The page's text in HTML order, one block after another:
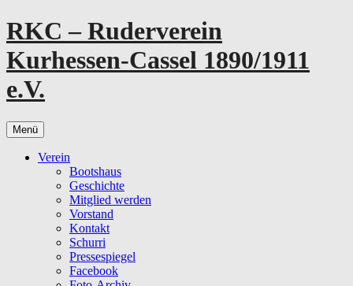
Zum
Inhalt
springen
RKC – Ruderverein
Kurhessen-Cassel 1890/1911
e.V.
Menü
Verein
Bootshaus
Geschichte
Mitglied werden
Vorstand
Kontakt
Schurri
Pressespiegel
Facebook